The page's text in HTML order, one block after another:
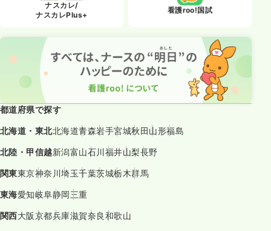
ナスカレ/
ナスカレPlus+
看護roo!国試
都道府県で探す
北海道・東北北海道青森岩手宮城秋田山形福島
北陸・甲信越新潟富山石川福井山梨長野
関東東京神奈川埼玉千葉茨城栃木群馬
東海愛知岐阜静岡三重
関西大阪京都兵庫滋賀奈良和歌山